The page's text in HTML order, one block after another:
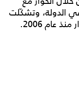
في الدولة، وتشكّلت
عام 2006.